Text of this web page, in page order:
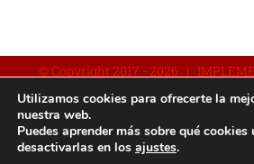
© Copyright 2017 - 2026 |
Facebook
Utilizamos cookies para ofrecerte la
nuestra web.
Puedes aprender más sobre qué
desactivarlas en los ajustes.